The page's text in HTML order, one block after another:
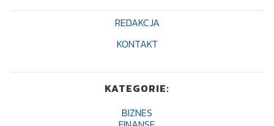
REDAKCJA
KONTAKT
KATEGORIE:
BIZNES